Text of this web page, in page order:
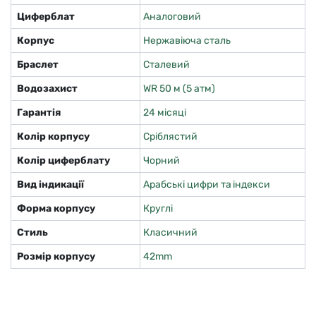
Циферблат
Аналоговий
Корпус
Нержавіюча сталь
Браслет
Сталевий
Водозахист
WR 50 м (5 атм)
Гарантія
24 місяці
Колір корпусу
Сріблястий
Колір циферблату
Чорний
Вид індикації
Арабські цифри та індекси
Форма корпусу
Круглі
Стиль
Класичний
Розмір корпусу
42mm